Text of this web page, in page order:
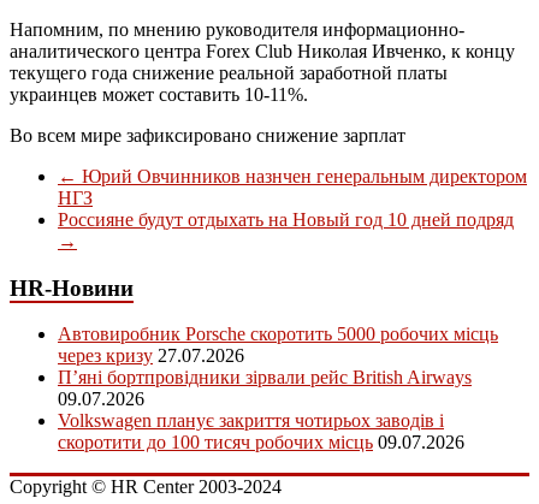
Напомним, по мнению руководителя информационно-
аналитического центра Forex Club Николая Ивченко, к концу
текущего года снижение реальной заработной платы
украинцев может составить 10-11%.
Во всем мире зафиксировано снижение зарплат
← Юрий Овчинников назнчен генеральным директором
НГЗ
Россияне будут отдыхать на Новый год 10 дней подряд
→
HR-Новини
Автовиробник Porsche скоротить 5000 робочих місць
через кризу 27.07.2026
П’яні бортпровідники зірвали рейс British Airways
09.07.2026
Volkswagen планує закриття чотирьох заводів і
скоротити до 100 тисяч робочих місць 09.07.2026
Copyright © HR Center 2003-2024